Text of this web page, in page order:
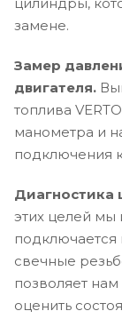
замене.
Замер
двигателя.
топлива
манометра и
подключения
Диагностика
этих целей мы
подключается
свечные
позволяет
оценить